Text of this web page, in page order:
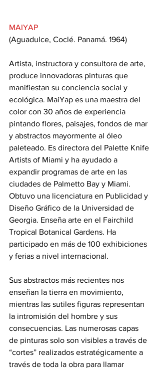
MAIYAP
(Aguadulce, Coclé. Panamá. 1964)
Artista, instructora y consultora de arte,
produce innovadoras pinturas que
manifiestan su conciencia social y
ecológica. MaiYap es una maestra del
color con 30 años de experiencia
pintando flores, paisajes, fondos de mar
y abstractos mayormente al óleo
paleteado. Es directora del Palette Knife
Artists of Miami y ha ayudado a
expandir programas de arte en las
ciudades de Palmetto Bay y Miami.
Obtuvo una licenciatura en Publicidad y
Diseño Gráfico de la Universidad de
Georgia. Enseña arte en el Fairchild
Tropical Botanical Gardens. Ha
participado en más de 100 exhibiciones
y ferias a nivel internacional.
Sus abstractos más recientes nos
enseñan la tierra en movimiento,
mientras las sutiles figuras representan
la intromisión del hombre y sus
consecuencias. Las numerosas capas
de pinturas solo son visibles a través de
“cortes” realizados estratégicamente a
través de toda la obra para llamar